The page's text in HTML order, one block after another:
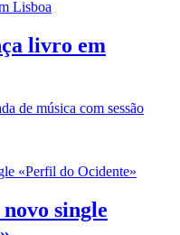
livro em
de música com sessão
single